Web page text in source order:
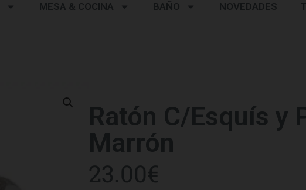
MESA & COCINA BAÑO NOVEDADES
Ratón C/Esquís y
Marrón
23.00€